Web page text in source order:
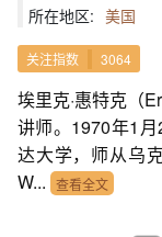
所在地区: 美国
关注指数 3064
埃里克·惠特克（
讲师。1970年1
达大学，师从乌
W... 查看全文